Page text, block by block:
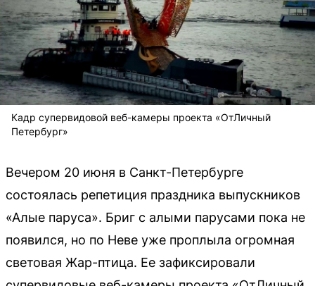
Кадр супервидовой веб-камеры проекта «ОтЛичный
Петербург»
Вечером 20 июня в Санкт-Петербурге
состоялась репетиция праздника выпускников
«Алые паруса». Бриг с алыми парусами пока не
появился, но по Неве уже проплыла огромная
световая Жар-птица. Ее зафиксировали